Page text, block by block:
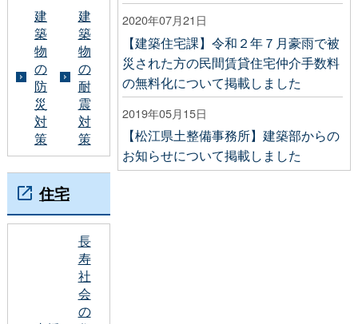
2020年07月21日
【建築住宅課】令和２年７月豪雨で被
災された方の民間賃貸住宅仲介手数料
の無料化について掲載しました
2019年05月15日
【松江県土整備事務所】建築部からの
お知らせについて掲載しました
建
築
物
の
防
災
対
策
建
築
物
の
耐
震
対
策
住宅
長
寿
社
会
の